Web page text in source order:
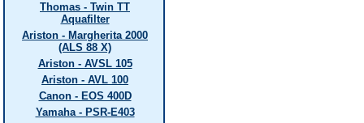
Thomas - Twin TT
Aquafilter
Ariston - Margherita 2000
(ALS 88 X)
Ariston - AVSL 105
Ariston - AVL 100
Canon - EOS 400D
Yamaha - PSR-E403